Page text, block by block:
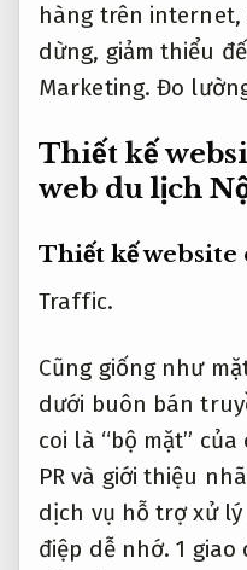
hàng trên internet,
dừng, giảm thiểu
Marketing.Đo
Thiết kế
web du lịch
Thiết kế website
Traffic.
Cũng giống như
dưới buôn bán
coi là “bộ mặt”
PR và giới thiệu
dịch vụ hỗ trợ xử
điệp dễ nhớ. 1 giao